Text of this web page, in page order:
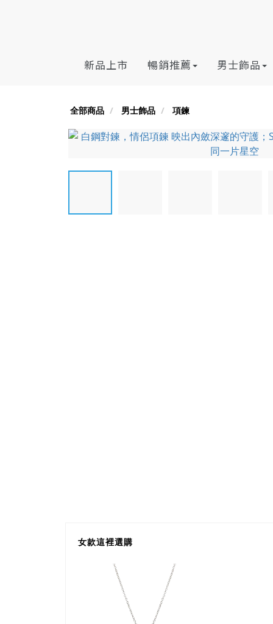
新品上市 暢銷推薦 男士飾品
全部商品 男士飾品 項鍊
女款這裡選購